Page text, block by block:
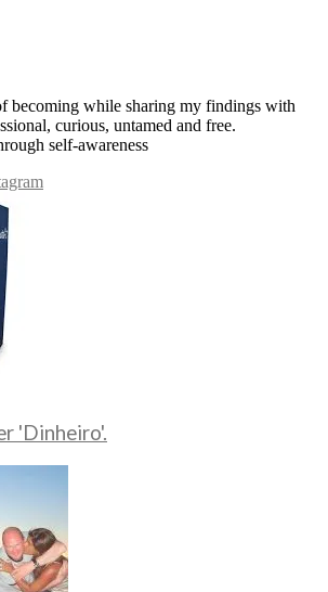
becoming while sharing my findings with
curious, untamed and free.
self-awareness
'Dinheiro'.